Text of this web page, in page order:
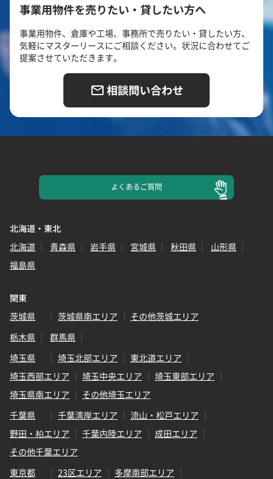
事業用物件を売りたい・貸したい方へ
事業用物件、倉庫や工場、事務所で売りたい・貸したい方、
気軽にマスターリースにご相談ください。状況に合わせてご
提案させていただきます。
相談問い合わせ
よくあるご質問
北海道・東北
北海道
青森県 岩手県 宮城県 秋田県
山形県
福島県
関東
茨城県
茨城県南エリア
その他茨城エリア
栃木県
群馬県
埼玉県
埼玉北部エリア
東北道エリア
埼玉西部エリア
埼玉中央エリア
埼玉東部エリア
埼玉県南エリア
その他埼玉エリア
千葉県
千葉湾岸エリア
流山・松戸エリア
野田・柏エリア
千葉内陸エリア
成田エリア
その他千葉エリア
東京都
23区エリア
多摩南部エリア